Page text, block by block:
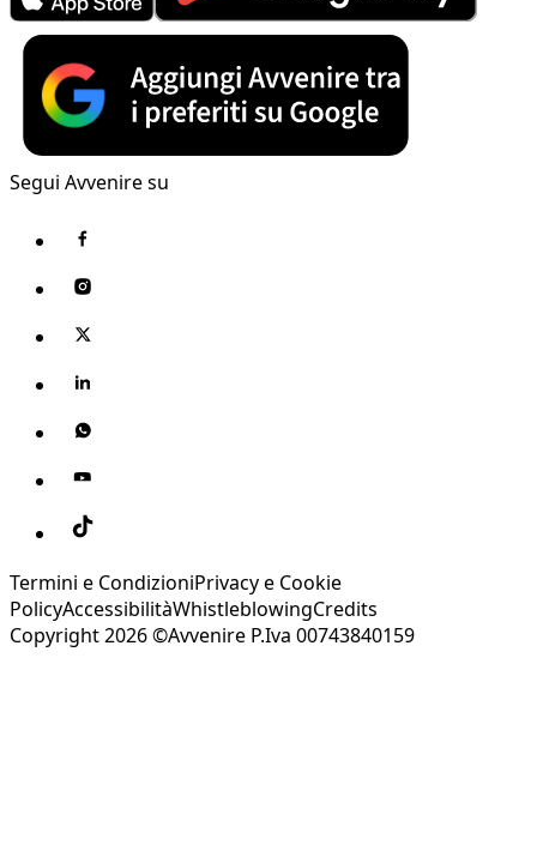
Segui Avvenire su
Termini e CondizioniPrivacy e Cookie
PolicyAccessibilitàWhistleblowingCredits
Copyright 2026 ©Avvenire P.Iva 00743840159